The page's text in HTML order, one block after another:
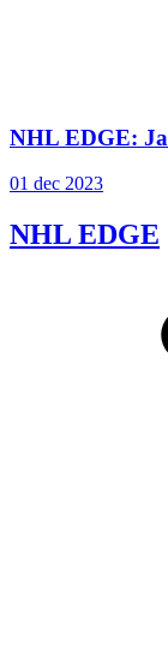
NHL EDGE:
01 dec 2023
NHL EDGE